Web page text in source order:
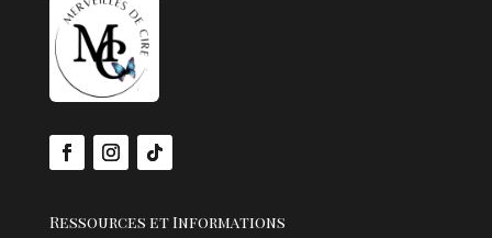
Fondants
Bijoux
Ressources et Informations